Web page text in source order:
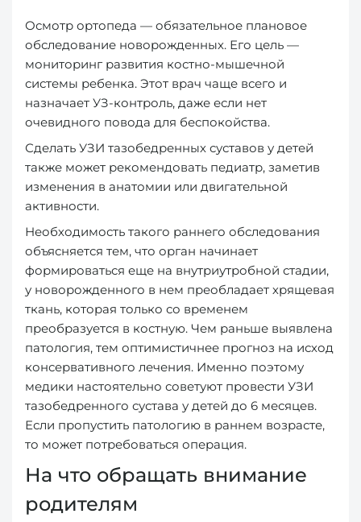
Осмотр ортопеда — обязательное плановое
обследование новорожденных. Его цель —
мониторинг развития костно-мышечной
системы ребенка. Этот врач чаще всего и
назначает УЗ-контроль, даже если нет
очевидного повода для беспокойства.
Сделать УЗИ тазобедренных суставов у детей
также может рекомендовать педиатр, заметив
изменения в анатомии или двигательной
активности.
Необходимость такого раннего обследования
объясняется тем, что орган начинает
формироваться еще на внутриутробной стадии,
у новорожденного в нем преобладает хрящевая
ткань, которая только со временем
преобразуется в костную. Чем раньше выявлена
патология, тем оптимистичнее прогноз на исход
консервативного лечения. Именно поэтому
медики настоятельно советуют провести УЗИ
тазобедренного сустава у детей до 6 месяцев.
Если пропустить патологию в раннем возрасте,
то может потребоваться операция.
На что обращать внимание
родителям